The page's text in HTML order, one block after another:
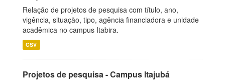
Relação de projetos de pesquisa com título, ano,
vigência, situação, tipo, agência financiadora e unidade
acadêmica no campus Itabira.
CSV
Projetos de pesquisa - Campus Itajubá